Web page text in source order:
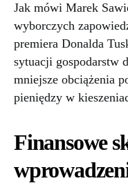
Jak mówi Marek
wyborczych
premiera Donalda
sytuacji gospodarstw
mniejsze obciążenia
pieniędzy w
Finansowe